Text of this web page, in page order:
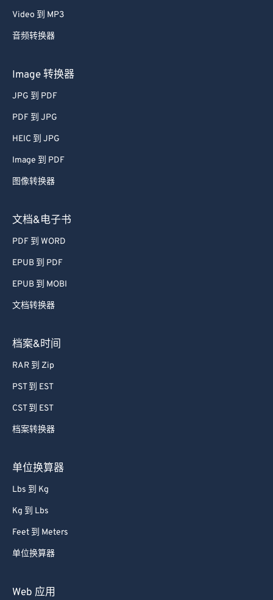
Video 到 MP3
音频转换器
Image 转换器
JPG 到 PDF
PDF 到 JPG
HEIC 到 JPG
Image 到 PDF
图像转换器
文档&电子书
PDF 到 WORD
EPUB 到 PDF
EPUB 到 MOBI
文档转换器
档案&时间
RAR 到 Zip
PST 到 EST
CST 到 EST
档案转换器
单位换算器
Lbs 到 Kg
Kg 到 Lbs
Feet 到 Meters
单位换算器
Web 应用